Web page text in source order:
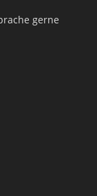
gerne